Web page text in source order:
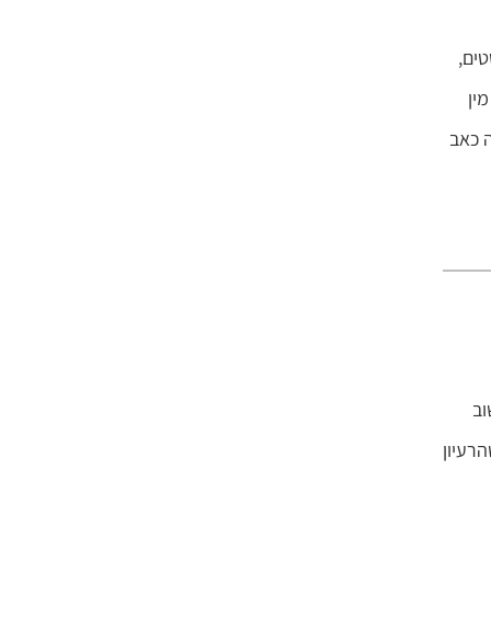
יחסים בכל זאת (ועל הסיבות כך אפשר לדבר בעוד 20 פוסטים,
כאב